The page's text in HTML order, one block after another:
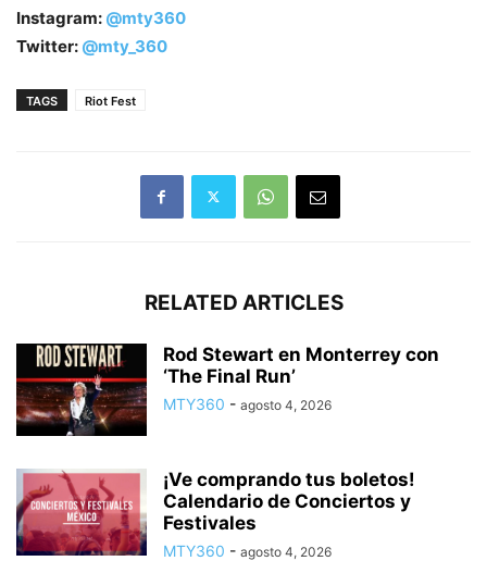
Instagram: @mty360
Twitter: @mty_360
TAGS Riot Fest
RELATED ARTICLES
Rod Stewart en Monterrey con
‘The Final Run’
MTY360 - agosto 4, 2026
¡Ve comprando tus boletos!
Calendario de Conciertos y
Festivales
MTY360 - agosto 4, 2026